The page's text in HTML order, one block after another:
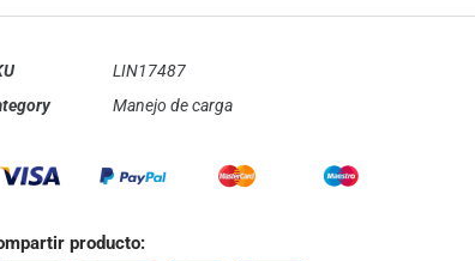
LIN17487
Manejo de carga
producto: